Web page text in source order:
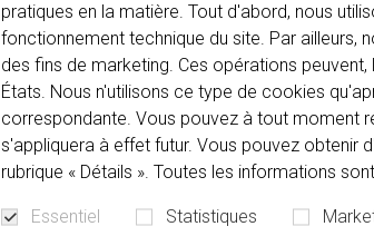
pratiques en la matière. Tout d'abord, nous
fonctionnement technique du site. Par ailleurs,
des fins de marketing. Ces opérations
États. Nous n'utilisons ce type de cookies
correspondante. Vous pouvez à tout moment
s'appliquera à effet futur. Vous pouvez obtenir
rubrique « Détails ». Toutes les informations
Essentiel Statistiques